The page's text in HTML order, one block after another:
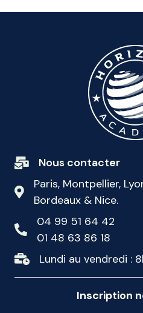
Nous contacter
Paris, Montpellier,
Bordeaux & Nice.
04 99 51 64 42
01 48 63 86 18
Lundi au vendredi :
Inscription